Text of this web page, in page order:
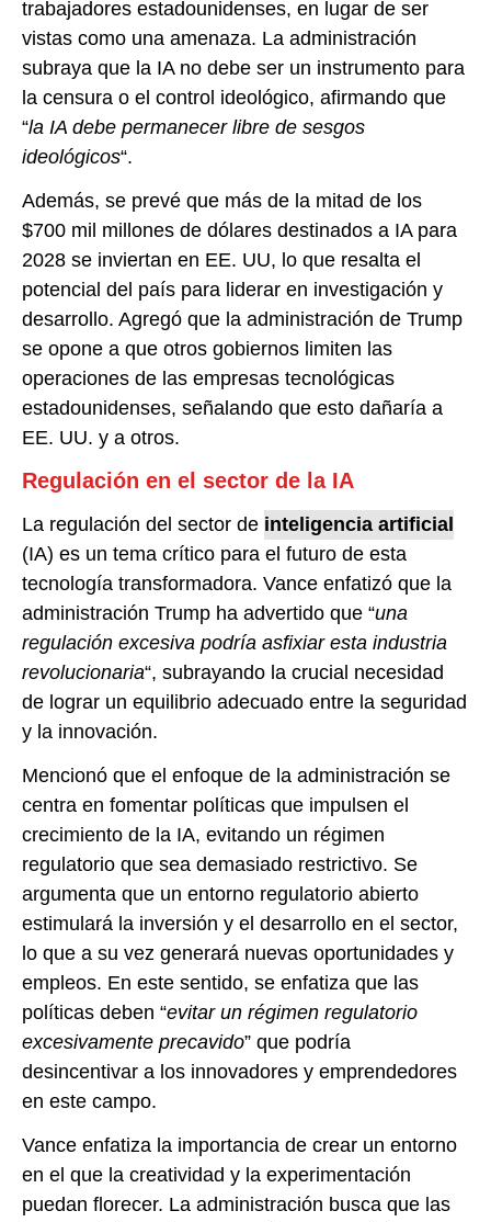
trabajadores estadounidenses, en lugar de ser
vistas como una amenaza. La administración
subraya que la IA no debe ser un instrumento para
la censura o el control ideológico, afirmando que
“la IA debe permanecer libre de sesgos
ideológicos“.
Además, se prevé que más de la mitad de los
$700 mil millones de dólares destinados a IA para
2028 se inviertan en EE. UU, lo que resalta el
potencial del país para liderar en investigación y
desarrollo. Agregó que la administración de Trump
se opone a que otros gobiernos limiten las
operaciones de las empresas tecnológicas
estadounidenses, señalando que esto dañaría a
EE. UU. y a otros.
Regulación en el sector de la IA
La regulación del sector de inteligencia artificial
(IA) es un tema crítico para el futuro de esta
tecnología transformadora. Vance enfatizó que la
administración Trump ha advertido que “una
regulación excesiva podría asfixiar esta industria
revolucionaria“, subrayando la crucial necesidad
de lograr un equilibrio adecuado entre la seguridad
y la innovación.
Mencionó que el enfoque de la administración se
centra en fomentar políticas que impulsen el
crecimiento de la IA, evitando un régimen
regulatorio que sea demasiado restrictivo. Se
argumenta que un entorno regulatorio abierto
estimulará la inversión y el desarrollo en el sector,
lo que a su vez generará nuevas oportunidades y
empleos. En este sentido, se enfatiza que las
políticas deben “evitar un régimen regulatorio
excesivamente precavido” que podría
desincentivar a los innovadores y emprendedores
en este campo.
Vance enfatiza la importancia de crear un entorno
en el que la creatividad y la experimentación
puedan florecer. La administración busca que las